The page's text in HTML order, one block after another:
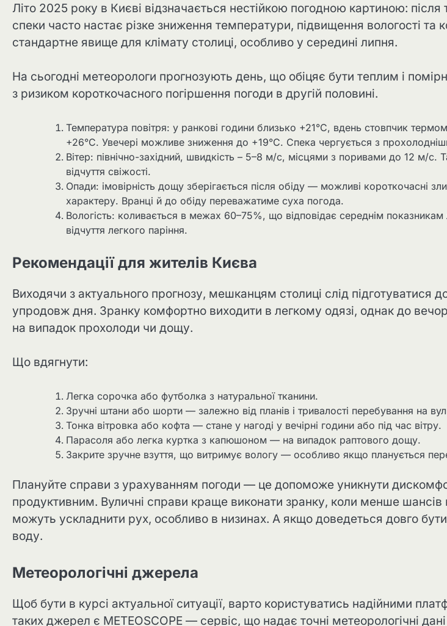
Літо 2025 року в Києві відзначається нестійкою погодною картиною: після
спеки часто настає різке зниження температури, підвищення вологості та
стандартне явище для клімату столиці, особливо у середині липня.
На сьогодні метеорологи прогнозують день, що обіцяє бути теплим і
з ризиком короткочасного погіршення погоди в другій половині.
Температура повітря: у ранкові години близько +21°C, вдень стовпчик
+26°C. Увечері можливе зниження до +19°C. Спека чергується з
Вітер: північно-західний, швидкість – 5–8 м/с, місцями з поривами до 12 м/с.
відчуття свіжості.
Опади: імовірність дощу зберігається після обіду — можливі короткочасні
характеру. Вранці й до обіду переважатиме суха погода.
Вологість: коливається в межах 60–75%, що відповідає середнім показникам
відчуття легкого паріння.
Рекомендації для жителів Києва
Виходячи з актуального прогнозу, мешканцям столиці слід підготуватися
упродовж дня. Зранку комфортно виходити в легкому одязі, однак до
на випадок прохолоди чи дощу.
Що вдягнути:
Легка сорочка або футболка з натуральної тканини.
Зручні штани або шорти — залежно від планів і тривалості перебування на
Тонка вітровка або кофта — стане у нагоді у вечірні години або під час вітру.
Парасоля або легка куртка з капюшоном — на випадок раптового дощу.
Закрите зручне взуття, що витримує вологу — особливо якщо планується
Плануйте справи з урахуванням погоди — це допоможе уникнути
продуктивним. Вуличні справи краще виконати зранку, коли менше
можуть ускладнити рух, особливо в низинах. А якщо доведеться довго
воду.
Метеорологічні джерела
Щоб бути в курсі актуальної ситуації, варто користуватись надійними
таких джерел є METEOSCOPE — сервіс, що надає точні метеорологічні